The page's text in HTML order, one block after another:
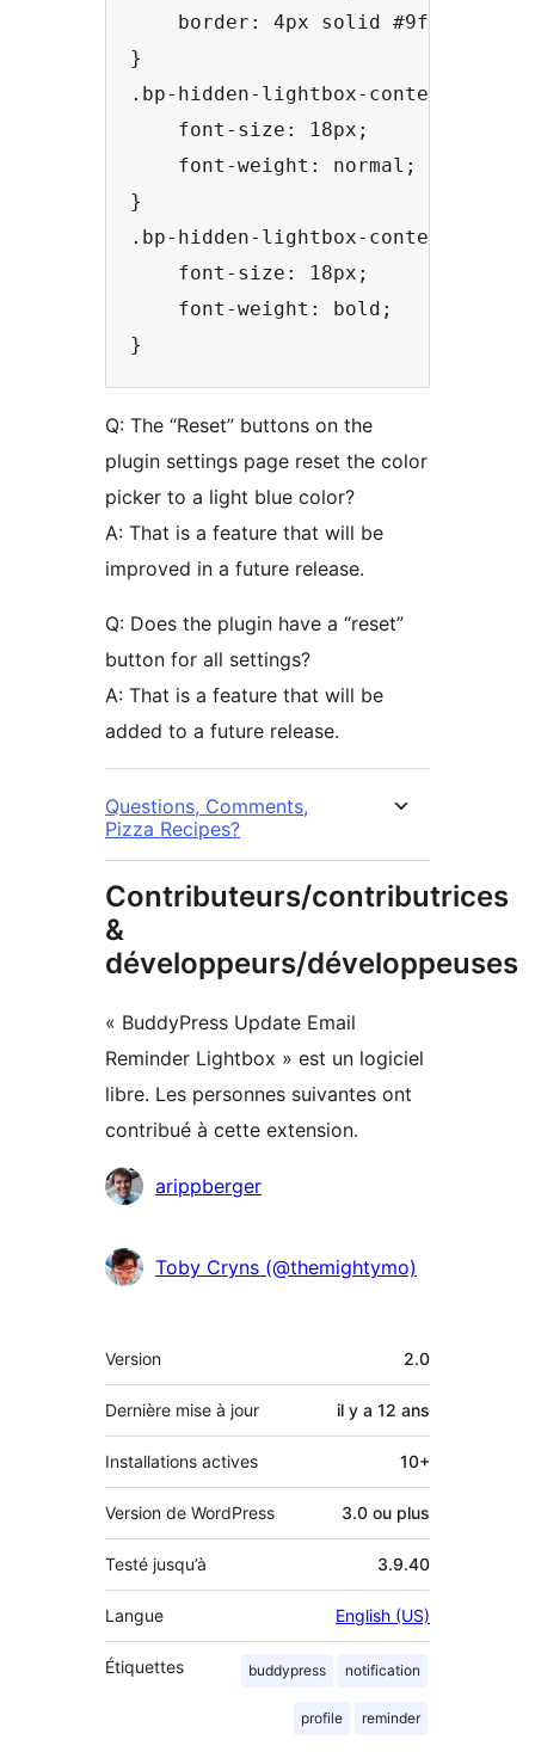
    border: 4px solid #9f2820;
}
.bp-hidden-lightbox-content-inner
    font-size: 18px;
    font-weight: normal;
}
.bp-hidden-lightbox-content-inner
    font-size: 18px;
    font-weight: bold;
Q: The “Reset” buttons on the
plugin settings page reset the color
picker to a light blue color?
A: That is a feature that will be
improved in a future release.
Q: Does the plugin have a “reset”
button for all settings?
A: That is a feature that will be
added to a future release.
Questions, Comments,
Pizza Recipes?
Contributeurs/contributrices
&
développeurs/développeuses
« BuddyPress Update Email
Reminder Lightbox » est un logiciel
libre. Les personnes suivantes ont
contribué à cette extension.
Contributeurs
arippberger
Toby Cryns (@themightymo)
Méta
Version 2.0
Dernière mise à jour il y a 12 ans
Installations actives 10+
Version de WordPress 3.0 ou plus
Testé jusqu’à 3.9.40
Langue English (US)
Étiquettes buddypress notification
profile reminder